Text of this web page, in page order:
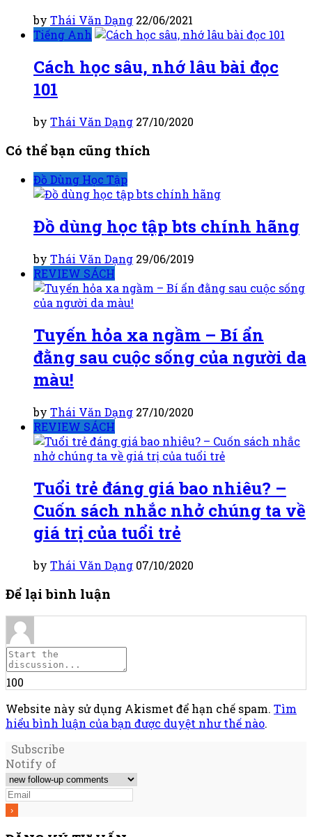
by Thái Văn Dạng 22/06/2021
Tiếng Anh
Cách học sâu, nhớ lâu bài đọc
101
by Thái Văn Dạng 27/10/2020
Có thể bạn cũng thích
Đồ Dùng Học Tập
Đồ dùng học tập bts chính hãng
by Thái Văn Dạng 29/06/2019
REVIEW SÁCH
Tuyến hỏa xa ngầm – Bí ẩn
đằng sau cuộc sống của người da
màu!
by Thái Văn Dạng 27/10/2020
REVIEW SÁCH
Tuổi trẻ đáng giá bao nhiêu? –
Cuốn sách nhắc nhở chúng ta về
giá trị của tuổi trẻ
by Thái Văn Dạng 07/10/2020
Để lại bình luận
100
Website này sử dụng Akismet để hạn chế spam. Tìm
hiểu bình luận của bạn được duyệt như thế nào.
Subscribe
Notify of